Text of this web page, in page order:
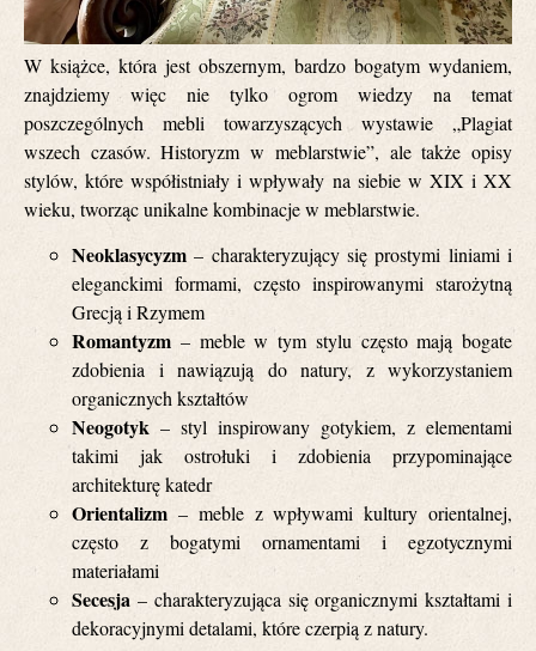
W książce, która jest obszernym, bardzo bogatym wydaniem,
znajdziemy więc nie tylko ogrom wiedzy na temat
poszczególnych mebli towarzyszących wystawie „Plagiat
wszech czasów. Historyzm w meblarstwie”, ale także opisy
stylów, które współistniały i wpływały na siebie w XIX i XX
wieku, tworząc unikalne kombinacje w meblarstwie.
Neoklasycyzm – charakteryzujący się prostymi liniami i
eleganckimi formami, często inspirowanymi starożytną
Grecją i Rzymem
Romantyzm – meble w tym stylu często mają bogate
zdobienia i nawiązują do natury, z wykorzystaniem
organicznych kształtów
Neogotyk – styl inspirowany gotykiem, z elementami
takimi jak ostrołuki i zdobienia przypominające
architekturę katedr
Orientalizm – meble z wpływami kultury orientalnej,
często z bogatymi ornamentami i egzotycznymi
materiałami
Secesja – charakteryzująca się organicznymi kształtami i
dekoracyjnymi detalami, które czerpią z natury.